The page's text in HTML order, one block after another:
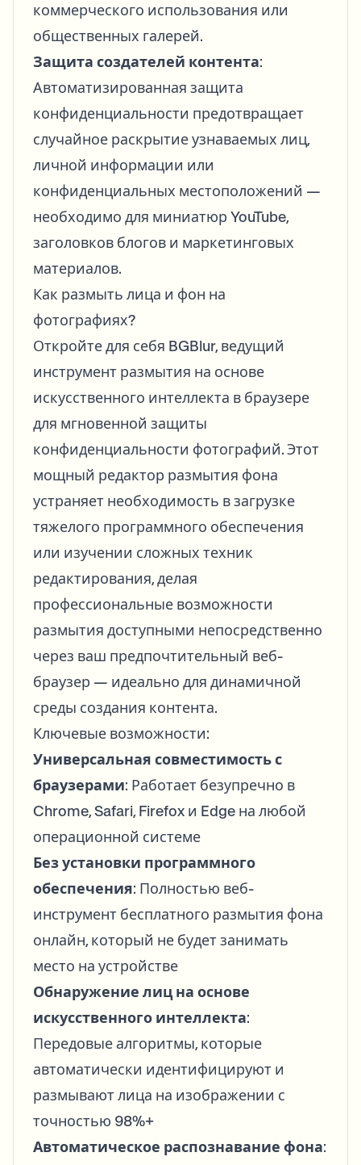
коммерческого использования или
общественных галерей.
Защита создателей контента:
Автоматизированная защита
конфиденциальности предотвращает
случайное раскрытие узнаваемых лиц,
личной информации или
конфиденциальных местоположений —
необходимо для миниатюр YouTube,
заголовков блогов и маркетинговых
материалов.
Как размыть лица и фон на
фотографиях?
Откройте для себя BGBlur, ведущий
инструмент размытия на основе
искусственного интеллекта в браузере
для мгновенной защиты
конфиденциальности фотографий. Этот
мощный редактор размытия фона
устраняет необходимость в загрузке
тяжелого программного обеспечения
или изучении сложных техник
редактирования, делая
профессиональные возможности
размытия доступными непосредственно
через ваш предпочтительный веб-
браузер — идеально для динамичной
среды создания контента.
Ключевые возможности:
Универсальная совместимость с
браузерами: Работает безупречно в
Chrome, Safari, Firefox и Edge на любой
операционной системе
Без установки программного
обеспечения: Полностью веб-
инструмент бесплатного размытия фона
онлайн, который не будет занимать
место на устройстве
Обнаружение лиц на основе
искусственного интеллекта:
Передовые алгоритмы, которые
автоматически идентифицируют и
размывают лица на изображении с
точностью 98%+
Автоматическое распознавание фона: